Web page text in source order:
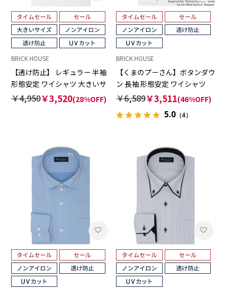
BRICK HOUSE
【透け防止】 レギュラー 半袖
形態安定 ワイシャツ 大きいサ
イズ
￥4,950￥3,520(28%OFF)
BRICK HOUSE
【くまのプーさん】ボタンダウ
ン 長袖 形態安定 ワイシャツ
【透け防止】
￥6,589￥3,511(46%OFF)
5.0 （4）